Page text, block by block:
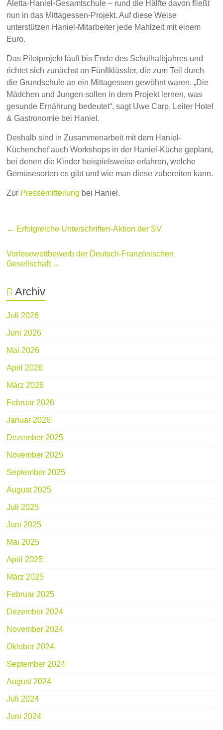
Aletta-Haniel-Gesamtschule – rund die Hälfte davon fließt
nun in das Mittagessen-Projekt. Auf diese Weise
unterstützen Haniel-Mitarbeiter jede Mahlzeit mit einem
Euro.
Das Pilotprojekt läuft bis Ende des Schulhalbjahres und
richtet sich zunächst an Fünftklässler, die zum Teil durch
die Grundschule an ein Mittagessen gewöhnt waren. „Die
Mädchen und Jungen sollen in dem Projekt lernen, was
gesunde Ernährung bedeutet“, sagt Uwe Carp, Leiter Hotel
& Gastronomie bei Haniel.
Deshalb sind in Zusammenarbeit mit dem Haniel-
Küchenchef auch Workshops in der Haniel-Küche geplant,
bei denen die Kinder beispielsweise erfahren, welche
Gemüsesorten es gibt und wie man diese zubereiten kann.
Zur Pressemitteilung bei Haniel.
← Erfolgreiche Unterschriften-Aktion der SV
Vorlesewettbewerb der Deutsch-Französischen
Gesellschaft →
Archiv
Juli 2026
Juni 2026
Mai 2026
April 2026
März 2026
Februar 2026
Januar 2026
Dezember 2025
November 2025
September 2025
August 2025
Juli 2025
Juni 2025
Mai 2025
April 2025
März 2025
Februar 2025
Dezember 2024
November 2024
Oktober 2024
September 2024
August 2024
Juli 2024
Juni 2024